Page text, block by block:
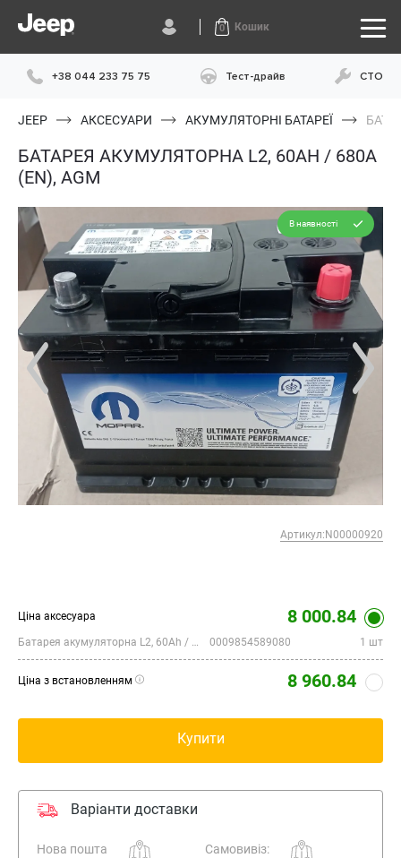
0 Кошик
+38 044 233 75 75 Тест-драйв СТО
JEEP АКСЕСУАРИ АКУМУЛЯТОРНІ БАТАРЕЇ
БАТАРЕЯ АКУМУЛЯТОРНА L2, 60AH / 680A
(EN), AGM
В наявності
Артикул:N00000920
Ціна аксесуара 8 000.84
Батарея акумуляторна L2, 60Ah / 680A (EN), AGM 0009854589080 1 шт
Ціна з встановленням 8 960.84
Купити
Варіанти доставки
Нова пошта
Самовивіз: